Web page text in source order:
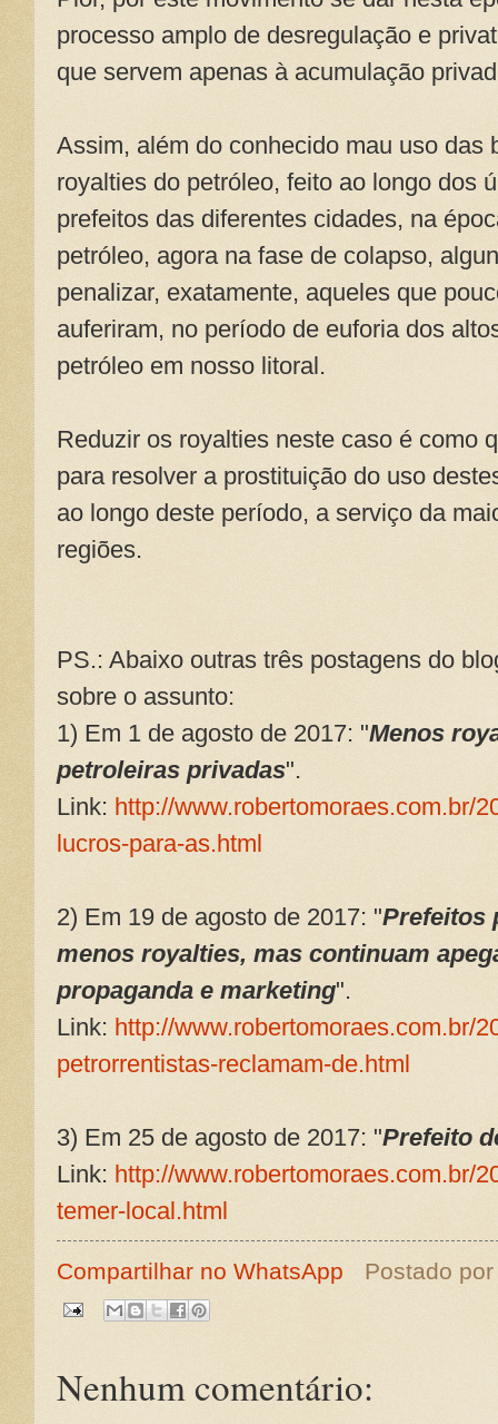
processo amplo de desregulação e
que servem apenas à acumulação
Assim, além do conhecido mau uso das
royalties do petróleo, feito ao longo dos
prefeitos das diferentes cidades, na
petróleo, agora na fase de colapso,
penalizar, exatamente, aqueles que
auferiram, no período de euforia dos
petróleo em nosso litoral.
Reduzir os royalties neste caso é como
para resolver a prostituição do uso
ao longo deste período, a serviço da
regiões.
PS.: Abaixo outras três postagens do
sobre o assunto:
1) Em 1 de agosto de 2017: "Menos
petroleiras privadas".
Link: http://www.robertomoraes.com.br/
lucros-para-as.html
2) Em 19 de agosto de 2017: "Prefeitos
menos royalties, mas continuam
propaganda e marketing".
Link: http://www.robertomoraes.com.br/
petrorrentistas-reclamam-de.html
3) Em 25 de agosto de 2017: "Prefeito
Link: http://www.robertomoraes.com.br/
temer-local.html
Compartilhar no WhatsApp Postado
Nenhum comentário: